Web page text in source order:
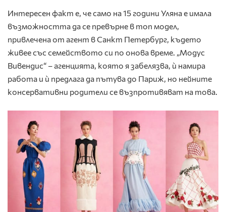
Интересен факт е, че само на 15 години Уляна е имала
възможността да се превърне в топ модел,
привлечена от агент в Санкт Петербург, където
живее със семейството си по онова време. „Модус
Вивендис“ – агенцията, която я забелязва, ѝ намира
работа и ѝ предлага да пътува до Париж, но нейните
консервативни родители се възпротивяват на това.